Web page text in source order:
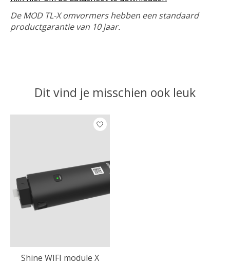
De MOD TL-X omvormers hebben een standaard
productgarantie van 10 jaar.
Dit vind je misschien ook leuk
Items van productcarrousel
Shine WIFI module X